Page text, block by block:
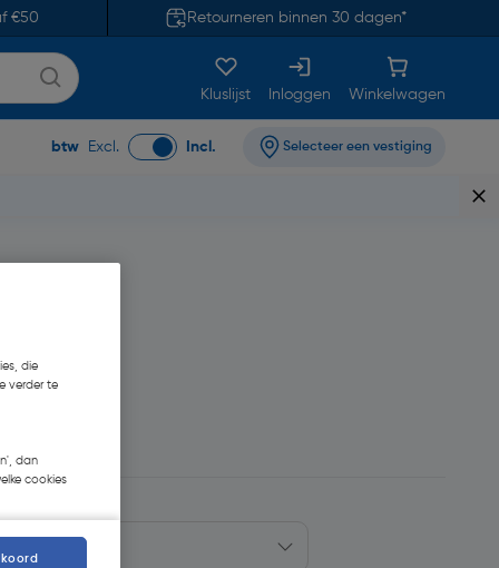
€50 Retourneren binnen 30 dagen*
Kluslijst Inloggen Winkelwagen
btw Excl. Incl. Selecteer een vestiging
die
verder te
dan
cookies